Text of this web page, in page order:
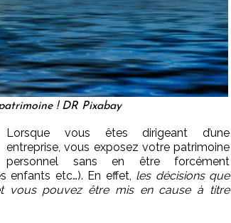
! DR Pixabay
Lorsque vous êtes dirigeant d’une
entreprise, vous exposez votre patrimoine
personnel sans en être forcément
enfants etc…). En effet, les décisions que
vous pouvez être mis en cause à titre